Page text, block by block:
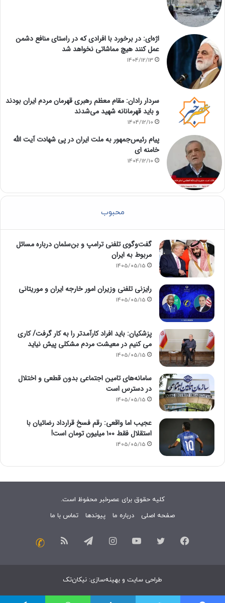
اژه‌ای: در برخورد با افرادی که در راستای منافع دشمن
عمل کنند هیچ مماشاتی نخواهد شد
1404/12/13
سردار رادان: مقام معظم رهبری قهرمان مردم ایران بودند
و باید قهرمانانه شهید می‌شدند
1404/12/10
پیام رئیس‌جمهور به ملت ایران در پی شهادت آیت الله
خامنه ای
1404/12/10
محبوب
گفت‌وگوی تلفنی ترامپ و بن‌سلمان درباره مسائل
مربوط به ایران
1405/05/15
رایزنی تلفنی وزیران امور خارجه ایران و موریتانی
1405/05/15
پزشکیان: باید افراد کارآمدتر را به کار گرفت/ کاری
می کنیم در معیشت مردم مشکلی پیش نیاید
1405/05/15
سامانه‌های تامین اجتماعی بدون قطعی و اختلال
در دسترس است
1405/05/15
عجیب اما واقعی: رقم فسخ قرارداد رضائیان با
استقلال فقط ۱۰۰ میلیون تومان است!
1405/05/15
کلیه حقوق برای عصرخبر محفوظ است.
صفحه اصلی
درباره ما پیوندها تماس با ما
فیسبوک توییتر یوتیوب اینستاگرامتلگرام خوراک
طراحی سایت و بهینه‌سازی: نیکان‌تک